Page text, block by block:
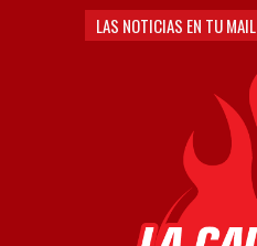
LAS NOTICIAS EN TU MAIL